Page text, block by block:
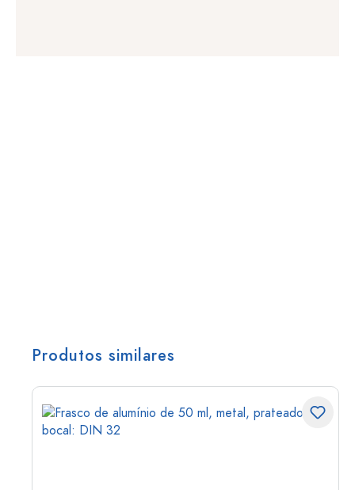
Produtos similares